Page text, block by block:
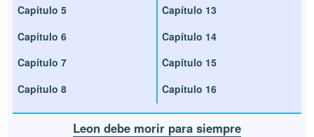
Capítulo 5
Capítulo 6
Capítulo 7
Capítulo 8
Capítulo 13
Capítulo 14
Capítulo 15
Capítulo 16
Leon debe morir para siempre